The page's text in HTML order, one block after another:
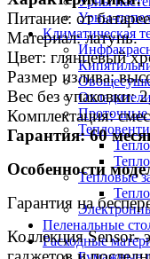
Урны-
Климатическая
Проточные
Тепловые
Пеленальные
Расходные
Питание: от
Материал: латунь.
Цвет: глянцевый
Размер излива:
Вес без упаковки:
Комплектация:
Гарантия: 60
Особенности
Гарантия на
Коллекция Sensor-